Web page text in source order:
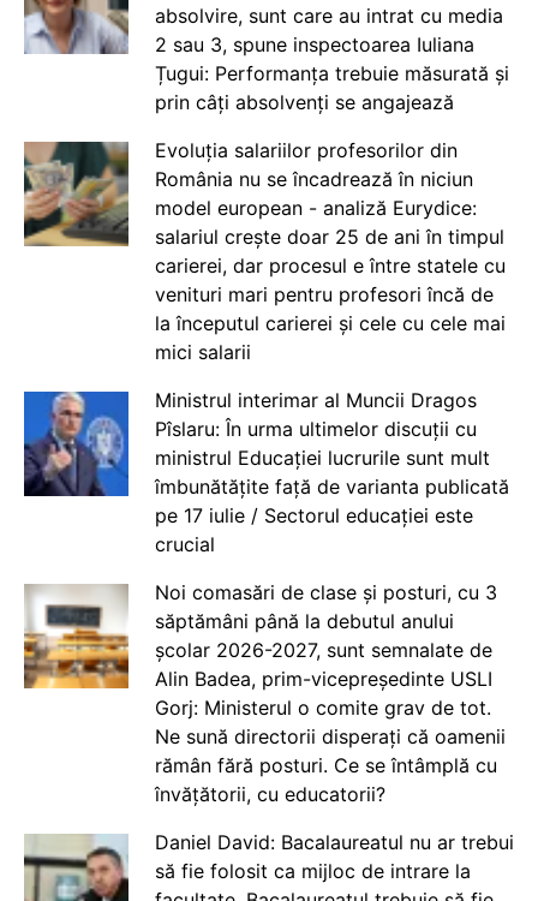
absolvire, sunt care au intrat cu media
2 sau 3, spune inspectoarea Iuliana
Țugui: Performanța trebuie măsurată și
prin câți absolvenți se angajează
Evoluția salariilor profesorilor din
România nu se încadrează în niciun
model european - analiză Eurydice:
salariul crește doar 25 de ani în timpul
carierei, dar procesul e între statele cu
venituri mari pentru profesori încă de
la începutul carierei și cele cu cele mai
mici salarii
Ministrul interimar al Muncii Dragos
Pîslaru: În urma ultimelor discuții cu
ministrul Educației lucrurile sunt mult
îmbunătățite față de varianta publicată
pe 17 iulie / Sectorul educației este
crucial
Noi comasări de clase și posturi, cu 3
săptămâni până la debutul anului
școlar 2026-2027, sunt semnalate de
Alin Badea, prim-vicepreședinte USLI
Gorj: Ministerul o comite grav de tot.
Ne sună directorii disperați că oamenii
rămân fără posturi. Ce se întâmplă cu
învățătorii, cu educatorii?
Daniel David: Bacalaureatul nu ar trebui
să fie folosit ca mijloc de intrare la